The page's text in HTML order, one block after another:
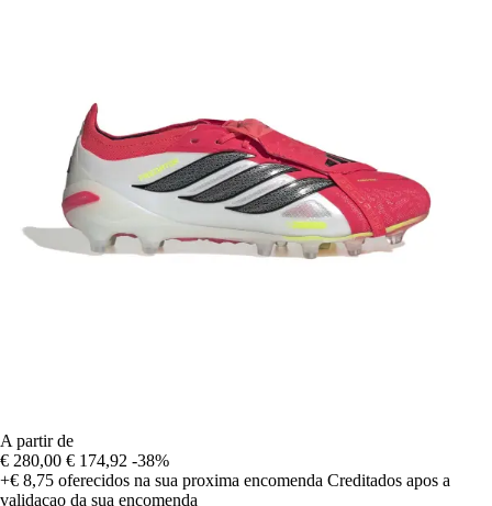
A partir de
€ 280,00 € 174,92 -38%
+€ 8,75 oferecidos na sua proxima encomenda Creditados apos a
validacao da sua encomenda